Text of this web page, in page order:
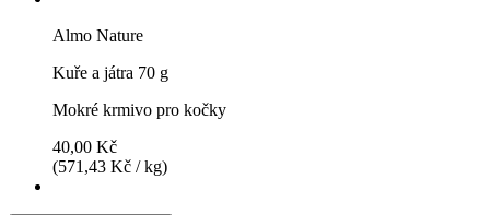
Almo Nature
Kuře a játra 70 g
Mokré krmivo pro kočky
40,00 Kč
(571,43 Kč / kg)